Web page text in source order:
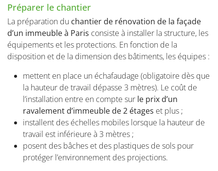
Préparer le chantier
La préparation du chantier de rénovation de la façade
d’un immeuble à Paris consiste à installer la structure, les
équipements et les protections. En fonction de la
disposition et de la dimension des bâtiments, les équipes :
mettent en place un échafaudage (obligatoire dès que
la hauteur de travail dépasse 3 mètres). Le coût de
l’installation entre en compte sur le prix d’un
ravalement d’immeuble de 2 étages et plus ;
installent des échelles mobiles lorsque la hauteur de
travail est inférieure à 3 mètres ;
posent des bâches et des plastiques de sols pour
protéger l’environnement des projections.